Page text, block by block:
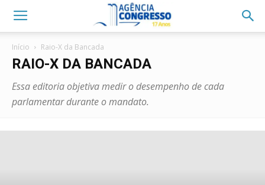
Início Raio-X da Bancada
RAIO-X DA BANCADA
Essa editoria objetiva medir o desempenho de cada
parlamentar durante o mandato.